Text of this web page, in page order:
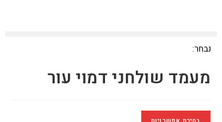
נבחר:
מעמד שולחני דמוי עור